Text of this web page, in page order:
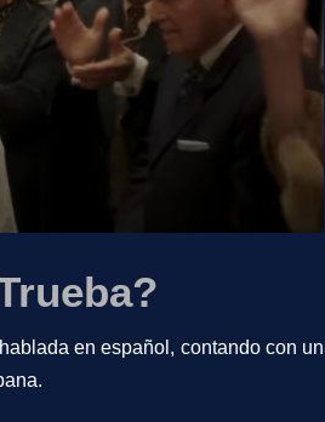
en español, contando con un